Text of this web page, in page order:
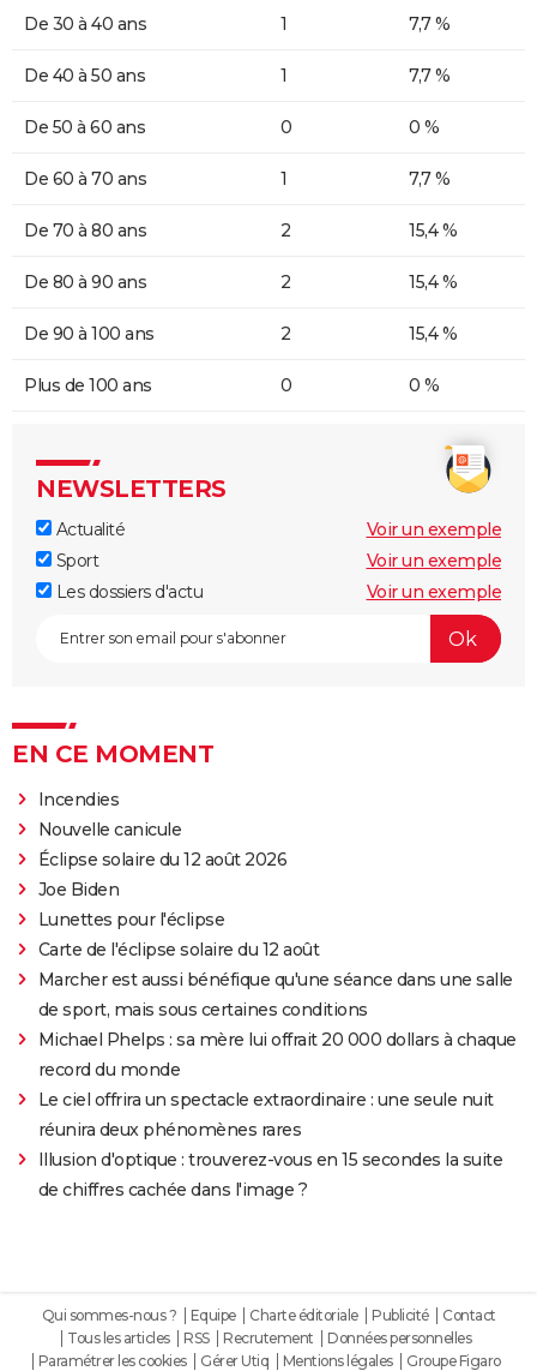
De 30 à 40 ans 1 7,7 %
De 40 à 50 ans 1 7,7 %
De 50 à 60 ans 0 0 %
De 60 à 70 ans 1 7,7 %
De 70 à 80 ans 2 15,4 %
De 80 à 90 ans 2 15,4 %
De 90 à 100 ans 2 15,4 %
Plus de 100 ans 0 0 %
NEWSLETTERS
Actualité
Voir un exemple
Sport
Voir un exemple
Les dossiers d'actu
Voir un exemple
EN CE MOMENT
Incendies
Nouvelle canicule
Éclipse solaire du 12 août 2026
Joe Biden
Lunettes pour l'éclipse
Carte de l'éclipse solaire du 12 août
Marcher est aussi bénéfique qu'une séance dans une salle
de sport, mais sous certaines conditions
Michael Phelps : sa mère lui offrait 20 000 dollars à chaque
record du monde
Le ciel offrira un spectacle extraordinaire : une seule nuit
réunira deux phénomènes rares
Illusion d'optique : trouverez-vous en 15 secondes la suite
de chiffres cachée dans l'image ?
Qui sommes-nous ? Equipe Charte éditoriale Publicité
Contact
Tous les articles
RSS Recrutement
Données personnelles
Paramétrer les cookies
Gérer Utiq Mentions légales Groupe Figaro